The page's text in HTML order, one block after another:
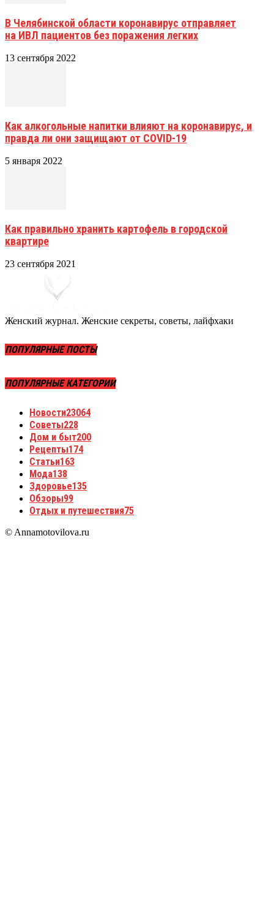
В Челябинской области коронавирус отправляет
на ИВЛ пациентов без поражения легких
13 сентября 2022
Как алкогольные напитки влияют на коронавирус, и
правда ли они защищают от COVID-19
5 января 2022
Как правильно хранить картофель в городской
квартире
23 сентября 2021
Женский журнал. Женские секреты, советы, лайфхаки
ПОПУЛЯРНЫЕ ПОСТЫ
ПОПУЛЯРНЫЕ КАТЕГОРИИ
Новости23064
Советы228
Дом и быт200
Рецепты174
Статьи163
Мода138
Здоровье135
Обзоры99
Отдых и путешествия75
© Annamotovilova.ru